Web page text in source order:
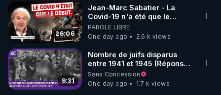
▶ 30 jours gratuit sur l’application de méditation et
de bien-être ENVOL :
Rendez-vous sur https://www.envol.app/code
le code : REGENERE
26:06
Jean-Marc Sabatier - La
Covid-19 n'a été que le
début - L'ARNm & l'ARNm-aa
jusqu où auront-t-il ?
PAROLE LIBRE
One day ago
2.6 k views
9:31
Nombre de juifs disparus
entre 1941 et 1945 (Réponse
à mes accusateurs)
Sans Concession
One day ago
1.7 k views